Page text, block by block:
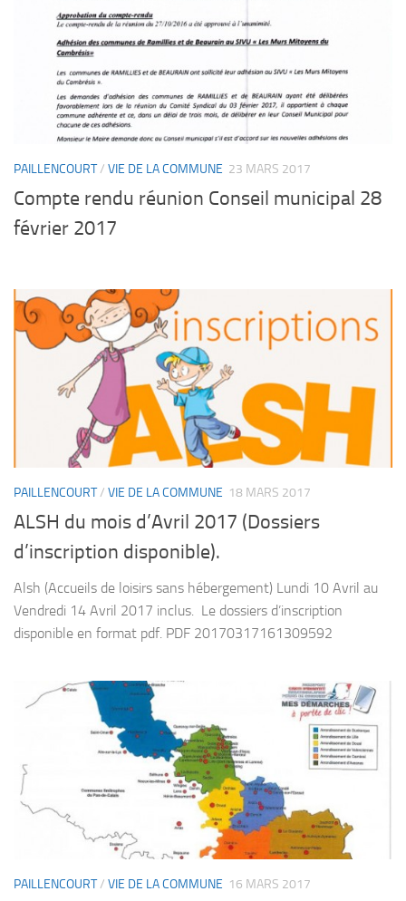
PAILLENCOURT/ VIE DE LA COMMUNE 23 MARS 2017
Compte rendu réunion Conseil municipal 28
février 2017
PAILLENCOURT/ VIE DE LA COMMUNE 18 MARS 2017
ALSH du mois d’Avril 2017 (Dossiers
d’inscription disponible).
Alsh (Accueils de loisirs sans hébergement) Lundi 10 Avril au
Vendredi 14 Avril 2017 inclus. Le dossiers d’inscription
disponible en format pdf. PDF 20170317161309592
PAILLENCOURT/ VIE DE LA COMMUNE 16 MARS 2017